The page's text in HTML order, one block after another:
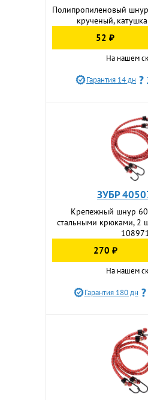
Полипропиленовый
крученый,
52 ₽
На нашем
Гарантия 14 дн
ЗУБР
Крепежный шнур
стальными крюками, 2
270 ₽
На нашем
Гарантия 180 дн